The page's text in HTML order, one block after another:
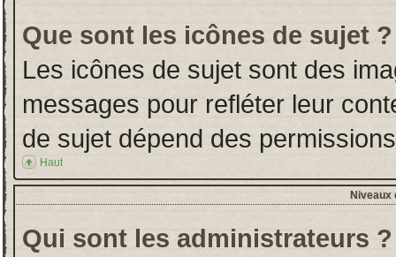
Que sont les icônes de sujet ?
Les icônes de sujet sont des
messages pour refléter leur
de sujet dépend des
Haut
Niveaux
Qui sont les administrateurs ?